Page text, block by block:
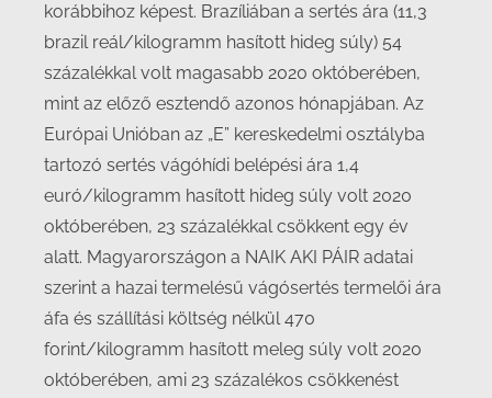
korábbihoz képest. Brazíliában a sertés ára (11,3
brazil reál/kilogramm hasított hideg súly) 54
százalékkal volt magasabb 2020 októberében,
mint az előző esztendő azonos hónapjában. Az
Európai Unióban az „E” kereskedelmi osztályba
tartozó sertés vágóhídi belépési ára 1,4
euró/kilogramm hasított hideg súly volt 2020
októberében, 23 százalékkal csökkent egy év
alatt. Magyarországon a NAIK AKI PÁIR adatai
szerint a hazai termelésű vágósertés termelői ára
áfa és szállítási költség nélkül 470
forint/kilogramm hasított meleg súly volt 2020
októberében, ami 23 százalékos csökkenést